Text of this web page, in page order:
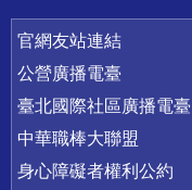
官網友站連結
公營廣播電臺
臺北國際社區廣播電臺
中華職棒大聯盟
身心障礙者權利公約